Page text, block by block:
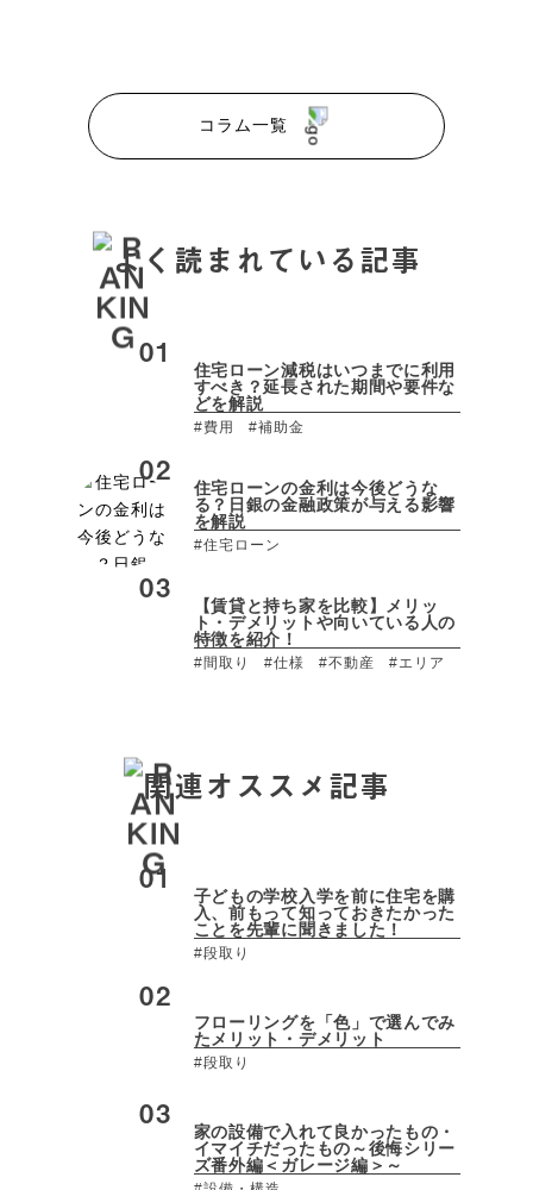
コラム一覧
よく読まれている記事
住宅ローン減税はいつまでに利用
すべき？延長された期間や要件な
どを解説
#費用 #補助金
住宅ローンの金利は今後どうな
る？日銀の金融政策が与える影響
を解説
#住宅ローン
【賃貸と持ち家を比較】メリッ
ト・デメリットや向いている人の
特徴を紹介！
#間取り #仕様 #不動産 #エリア
関連オススメ記事
子どもの学校入学を前に住宅を購
入、前もって知っておきたかった
ことを先輩に聞きました！
#段取り
フローリングを「色」で選んでみ
たメリット・デメリット
#段取り
家の設備で入れて良かったもの・
イマイチだったもの～後悔シリー
ズ番外編＜ガレージ編＞～